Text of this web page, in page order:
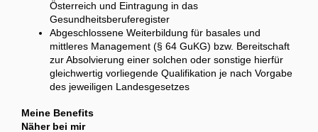
Österreich und Eintragung in das
Gesundheitsberuferegister
Abgeschlossene Weiterbildung für basales und
mittleres Management (§ 64 GuKG) bzw. Bereitschaft
zur Absolvierung einer solchen oder sonstige hierfür
gleichwertig vorliegende Qualifikation je nach Vorgabe
des jeweiligen Landesgesetzes
Meine Benefits
Näher bei mir